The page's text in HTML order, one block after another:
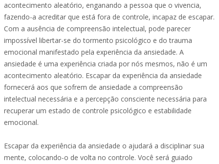
acontecimento aleatório, enganando a pessoa que o vivencia,
fazendo-a acreditar que está fora de controle, incapaz de escapar.
Com a ausência de compreensão intelectual, pode parecer
impossível libertar-se do tormento psicológico e do trauma
emocional manifestado pela experiência da ansiedade. A
ansiedade é uma experiência criada por nós mesmos, não é um
acontecimento aleatório. Escapar da experiência da ansiedade
fornecerá aos que sofrem de ansiedade a compreensão
intelectual necessária e a percepção consciente necessária para
recuperar um estado de controle psicológico e estabilidade
emocional.
Escapar da experiência da ansiedade o ajudará a disciplinar sua
mente, colocando-o de volta no controle. Você será guiado